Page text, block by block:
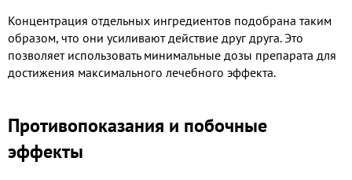
Концентрация отдельных ингредиентов подобрана таким
образом, что они усиливают действие друг друга. Это
позволяет использовать минимальные дозы препарата для
достижения максимального лечебного эффекта.
Противопоказания и побочные
эффекты